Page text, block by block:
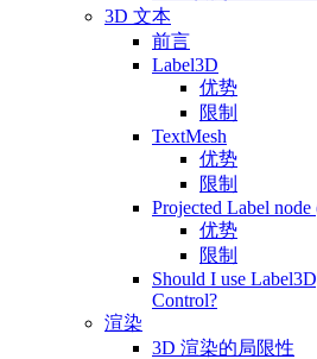
3D 文本
前言
Label3D
优势
限制
TextMesh
优势
限制
Projected Label
优势
限制
Should I use
Control?
渲染
3D 渲染的局限性